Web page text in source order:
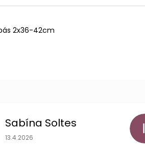
2x36-42cm
Sabína Soltes
Hodnotenie obchodu je 5 z 5 hviezdičiek.
13.4.2026
I